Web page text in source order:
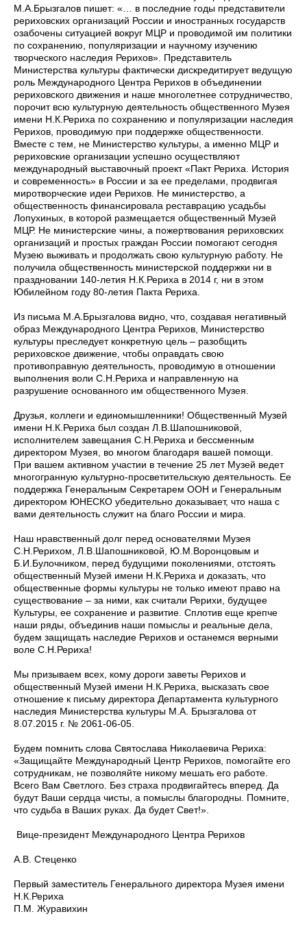
М.А.Брызгалов пишет: «… в последние годы представители
рериховских организаций России и иностранных государств
озабочены ситуацией вокруг МЦР и проводимой им политики
по сохранению, популяризации и научному изучению
творческого наследия Рерихов». Представитель
Министерства культуры фактически дискредитирует ведущую
роль Международного Центра Рерихов в объединении
рериховского движения и наше многолетнее сотрудничество,
порочит всю культурную деятельность общественного Музея
имени Н.К.Рериха по сохранению и популяризации наследия
Рерихов, проводимую при поддержке общественности.
Вместе с тем, не Министерство культуры, а именно МЦР и
рериховские организации успешно осуществляют
международный выставочный проект «Пакт Рериха. История
и современность» в России и за ее пределами, продвигая
миротворческие идеи Рерихов. Не министерство, а
общественность финансировала реставрацию усадьбы
Лопухиных, в которой размещается общественный Музей
МЦР. Не министерские чины, а пожертвования рериховских
организаций и простых граждан России помогают сегодня
Музею выживать и продолжать свою культурную работу. Не
получила общественность министерской поддержки ни в
праздновании 140-летия Н.К.Рериха в 2014 г, ни в этом
Юбилейном году 80-летия Пакта Рериха.
Из письма М.А.Брызгалова видно, что, создавая негативный
образ Международного Центра Рерихов, Министерство
культуры преследует конкретную цель – разобщить
рериховское движение, чтобы оправдать свою
противоправную деятельность, проводимую в отношении
выполнения воли С.Н.Рериха и направленную на
разрушение основанного им общественного Музея.
Друзья, коллеги и единомышленники! Общественный Музей
имени Н.К.Рериха был создан Л.В.Шапошниковой,
исполнителем завещания С.Н.Рериха и бессменным
директором Музея, во многом благодаря вашей помощи.
При вашем активном участии в течение 25 лет Музей ведет
многогранную культурно-просветительскую деятельность. Ее
поддержка Генеральным Секретарем ООН и Генеральным
директором ЮНЕСКО убедительно доказывает, что наша с
вами деятельность служит на благо России и мира.
Наш нравственный долг перед основателями Музея
С.Н.Рерихом, Л.В.Шапошниковой, Ю.М.Воронцовым и
Б.И.Булочником, перед будущими поколениями, отстоять
общественный Музей имени Н.К.Рериха и доказать, что
общественные формы культуры не только имеют право на
существование – за ними, как считали Рерихи, будущее
Культуры, ее сохранение и развитие. Сплотив еще крепче
наши ряды, объединив наши помыслы и реальные дела,
будем защищать наследие Рерихов и останемся верными
воле С.Н.Рериха!
Мы призываем всех, кому дороги заветы Рерихов и
общественный Музей имени Н.К.Рериха, высказать свое
отношение к письму директора Департамента культурного
наследия Министерства культуры М.А. Брызгалова от
8.07.2015 г. № 2061-06-05.
Будем помнить слова Святослава Николаевича Рериха:
«Защищайте Международный Центр Рерихов, помогайте его
сотрудникам, не позволяйте никому мешать его работе.
Всего Вам Светлого. Без страха продвигайтесь вперед. Да
будут Ваши сердца чисты, а помыслы благородны. Помните,
что судьба в Ваших руках. Да будет Свет!».
Вице-президент Международного Центра Рерихов
А.В. Стеценко
Первый заместитель Генерального директора Музея имени
Н.К.Рериха
П.М. Журавихин